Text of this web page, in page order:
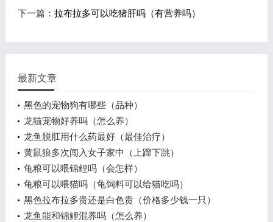
下一篇： 拉布拉多可以吃猪肝吗（有营养吗）
最新文章
黑色的宠物狗有哪些（品种）
龙猫宠物好养吗（怎么养）
龙鱼脱肛用什么药最好（最佳治疗）
黄鼠狼多次闯入女子家中（上蹿下跳）
龟粮可以喂锦鲤吗（会怎样）
龟粮可以喂猫吗（龟饲料可以给猫吃吗）
黑色拉布拉多贵还是白色贵（价格多少钱一只）
龙鱼能和锦鲤混养吗（怎么养）